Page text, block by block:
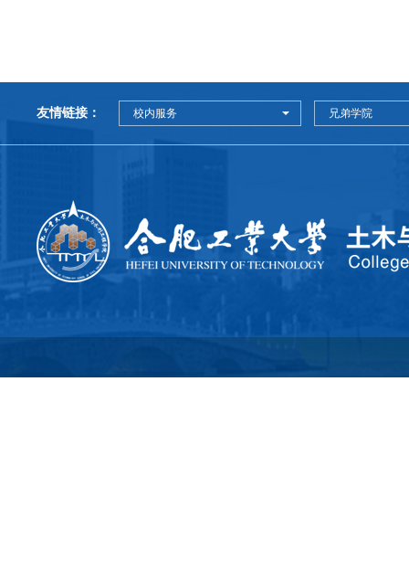
友情链接： 校内服务 兄弟学院